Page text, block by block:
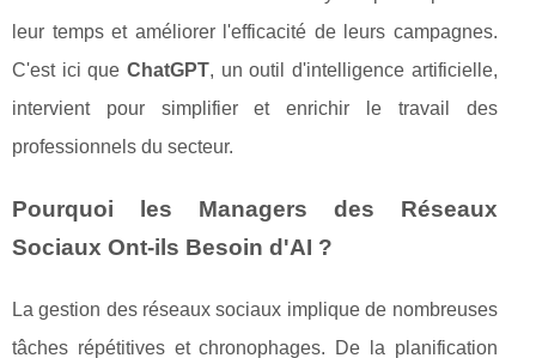
leur temps et améliorer l'efficacité de leurs campagnes.
C'est ici que ChatGPT, un outil d'intelligence artificielle,
intervient pour simplifier et enrichir le travail des
professionnels du secteur.
Pourquoi les Managers des Réseaux
Sociaux Ont-ils Besoin d'AI ?
La gestion des réseaux sociaux implique de nombreuses
tâches répétitives et chronophages. De la planification